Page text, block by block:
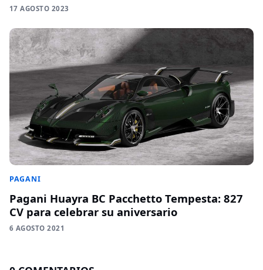
17 AGOSTO 2023
PAGANI
Pagani Huayra BC Pacchetto Tempesta: 827
CV para celebrar su aniversario
6 AGOSTO 2021